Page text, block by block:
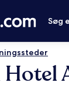
Søg